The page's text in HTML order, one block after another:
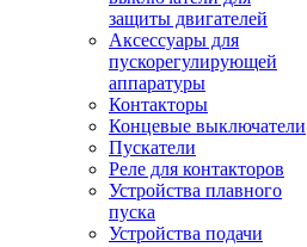
защиты двигателей
Аксессуары для
пускорегулирующей
аппаратуры
Контакторы
Концевые выключатели
Пускатели
Реле для контакторов
Устройства плавного
пуска
Устройства подачи